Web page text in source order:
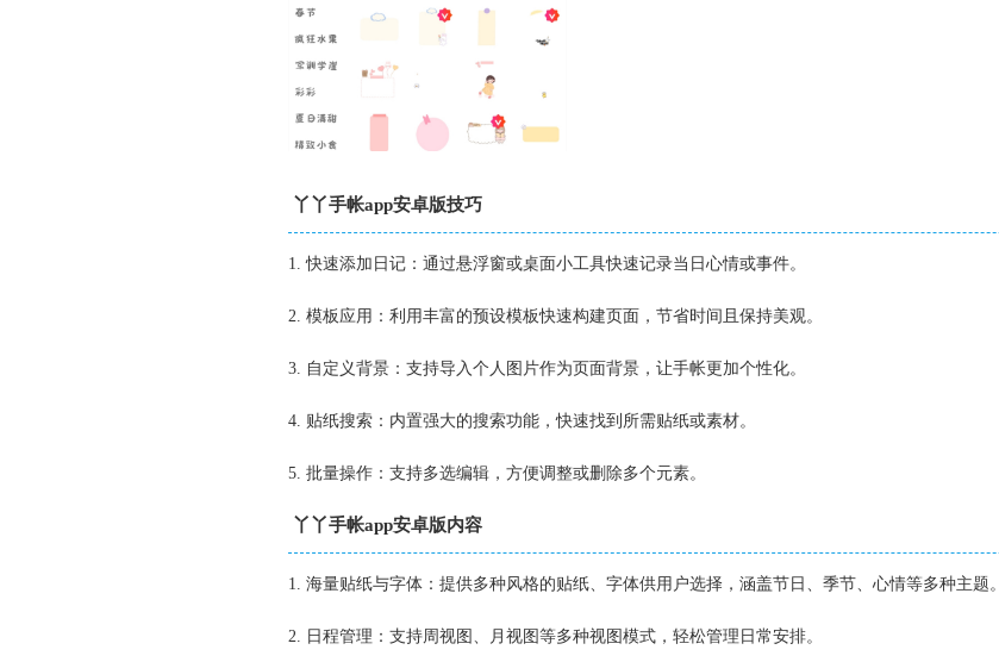
丫丫手帐app安卓版技巧
1. 快速添加日记：通过悬浮窗或桌面小工具快速记录当日心情或事件。
2. 模板应用：利用丰富的预设模板快速构建页面，节省时间且保持美观。
3. 自定义背景：支持导入个人图片作为页面背景，让手帐更加个性化。
4. 贴纸搜索：内置强大的搜索功能，快速找到所需贴纸或素材。
5. 批量操作：支持多选编辑，方便调整或删除多个元素。
丫丫手帐app安卓版内容
1. 海量贴纸与字体：提供多种风格的贴纸、字体供用户选择，涵盖节日、季节、心情等多种主题。
2. 日程管理：支持周视图、月视图等多种视图模式，轻松管理日常安排。